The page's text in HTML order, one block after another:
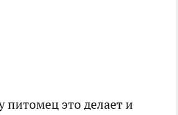
питомец это делает и